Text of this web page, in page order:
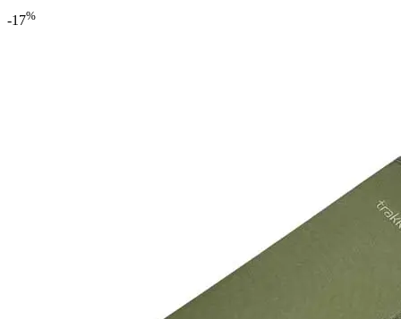
-17%